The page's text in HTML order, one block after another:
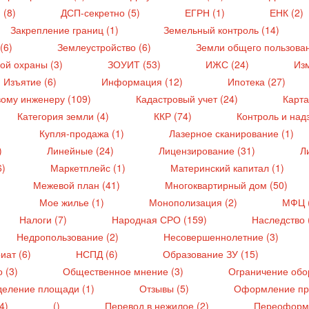
(8)
ДСП-секретно (5) ЕГРН (1)
ЕНК (2)
Закрепление границ (1)
Земельный контроль (14)
Землеустройство (6)
Земли общего
охраны (3)
ЗОУИТ (53) ИЖС (24)
Изъятие (6)
Информация (12)
Ипотека (27)
инженеру (109)
Кадастровый учет (24)
Категория земли (4)
ККР (74)
Контроль и
Купля-продажа (1)
Лазерное сканирование (1)
Линейные (24) Лицензирование (31)
Маркетплейс (1)
Материнский капитал (1)
Межевой план (41)
Многоквартирный дом (50)
Мое жилье (1)
Монополизация (2)
МФЦ
Налоги (7)
Народная СРО (159)
Наследство
Недропользование (2)
Несовершеннолетние (3)
(6)
НСПД (6)
Образование ЗУ (15)
(3)
Общественное мнение (3)
Ограничение
площади (1)
Отзывы (5)
Оформление
() Перевод в нежилое (2)